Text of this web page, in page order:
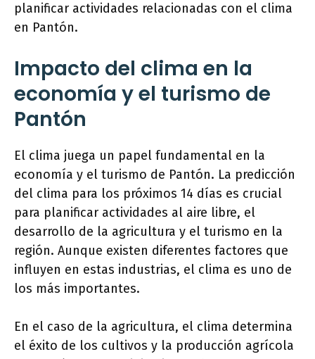
planificar actividades relacionadas con el clima
en Pantón.
Impacto del clima en la
economía y el turismo de
Pantón
El clima juega un papel fundamental en la
economía y el turismo de Pantón. La predicción
del clima para los próximos 14 días es crucial
para planificar actividades al aire libre, el
desarrollo de la agricultura y el turismo en la
región. Aunque existen diferentes factores que
influyen en estas industrias, el clima es uno de
los más importantes.
En el caso de la agricultura, el clima determina
el éxito de los cultivos y la producción agrícola